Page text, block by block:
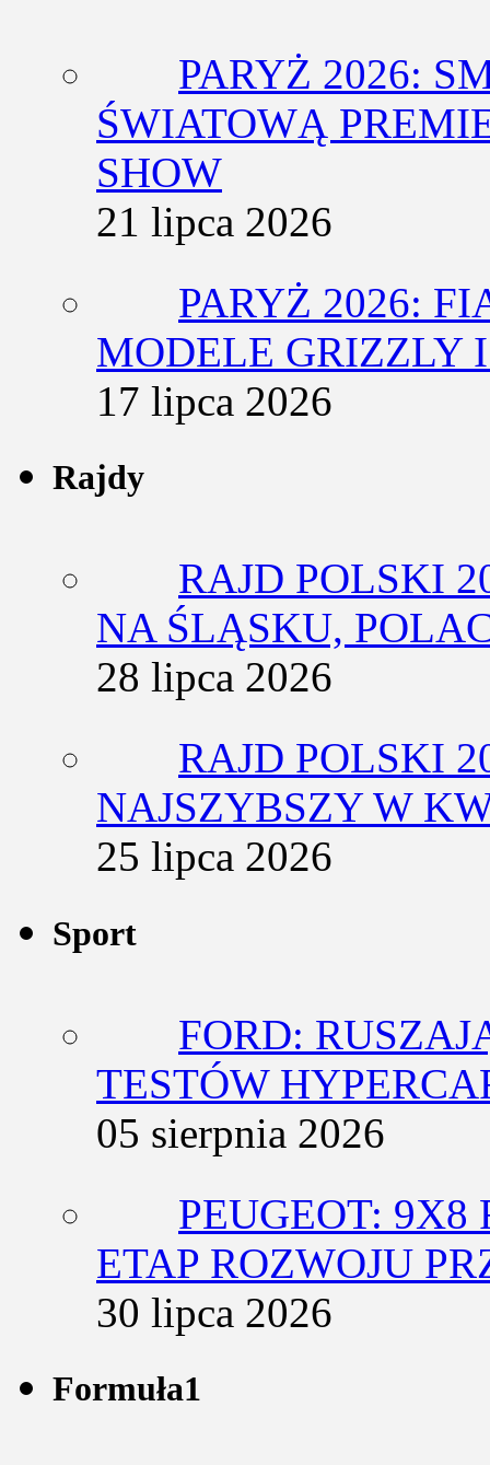
PARYŻ 2026:
ŚWIATOWĄ
SHOW
21 lipca 2026
PARYŻ 2026:
MODELE GRIZZLY
17 lipca 2026
Rajdy
RAJD POLSKI
NA ŚLĄSKU,
28 lipca 2026
RAJD POLSKI
NAJSZYBSZY W
25 lipca 2026
Sport
FORD:
TESTÓW
05 sierpnia 2026
PEUGEOT: 9X8
ETAP ROZWOJU
30 lipca 2026
Formuła1